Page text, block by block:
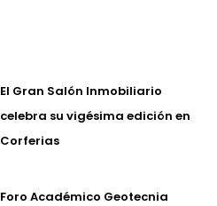
El Gran Salón Inmobiliario
celebra su vigésima edición en
Corferias
Foro Académico Geotecnia